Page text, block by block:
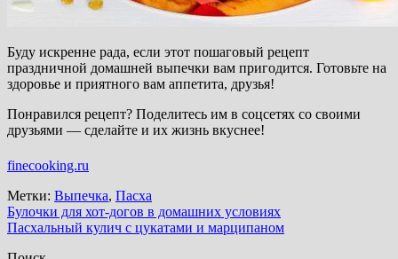
Буду искренне рада, если этот пошаговый рецепт
праздничной домашней выпечки вам пригодится. Готовьте на
здоровье и приятного вам аппетита, друзья!
Понравился рецепт? Поделитесь им в соцсетях со своими
друзьями — сделайте и их жизнь вкуснее!
finecooking.ru
Метки: Выпечка, Пасха
Навигация
по
Булочки для хот-догов в домашних условиях
Пасхальный кулич с цукатами и марципаном